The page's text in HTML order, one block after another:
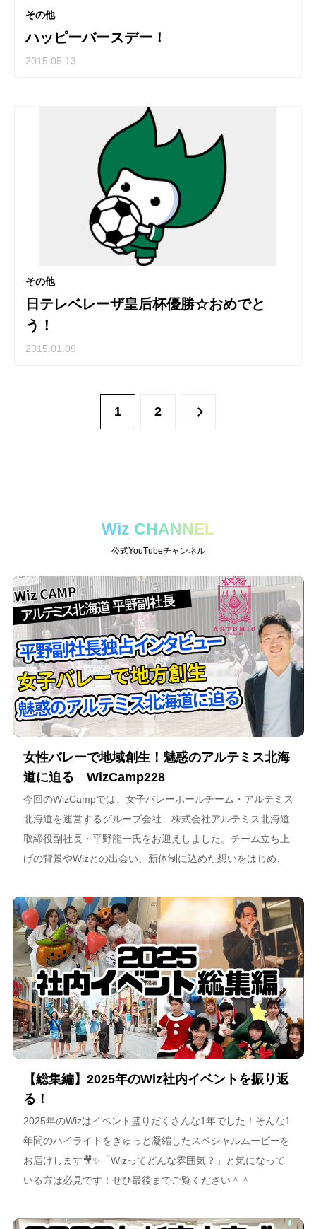
その他
ハッピーバースデー！
2015.05.13
その他
日テレベレーザ皇后杯優勝☆おめでと
う！
2015.01.09
1 2
Wiz CHANNEL
公式YouTubeチャンネル
女性バレーで地域創生！魅惑のアルテミス北海
道に迫る WizCamp228
今回のWizCampでは、女子バレーボールチーム・アルテミス
北海道を運営するグループ会社、株式会社アルテミス北海道
取締役副社長・平野龍一氏をお迎えしました。チーム立ち上
げの背景やWizとの出会い、新体制に込めた想いをはじめ、
海道が描く今後のビジョンについて語っています。
【総集編】2025年のWiz社内イベントを振り返
る！
2025年のWizはイベント盛りだくさんな1年でした！そんな1
年間のハイライトをぎゅっと凝縮したスペシャルムービーを
お届けします🎥✨「Wizってどんな雰囲気？」と気になって
いる方は必見です！ぜひ最後までご覧ください＾＾